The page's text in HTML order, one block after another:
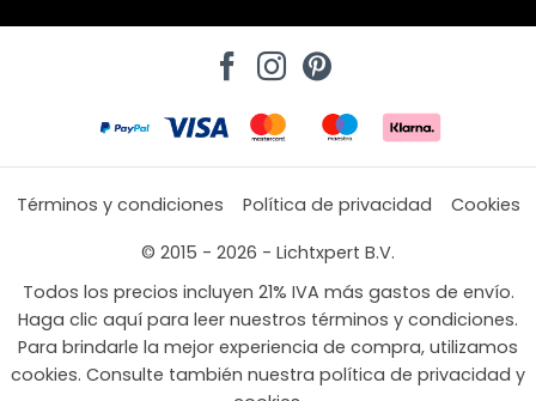
Términos y condiciones Política de privacidad
Cookies
© 2015 - 2026 - Lichtxpert B.V.
Todos los precios incluyen 21% IVA más gastos de envío.
Haga clic aquí para leer nuestros términos y condiciones.
Para brindarle la mejor experiencia de compra, utilizamos
cookies. Consulte también nuestra política de privacidad y